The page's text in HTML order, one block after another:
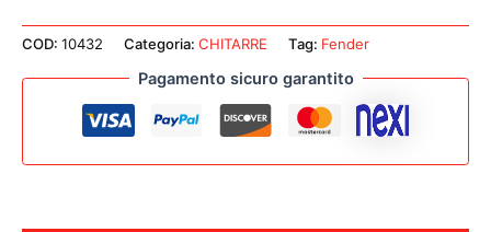
COD: 10432 Categoria: CHITARRE Tag: Fender
Pagamento sicuro garantito